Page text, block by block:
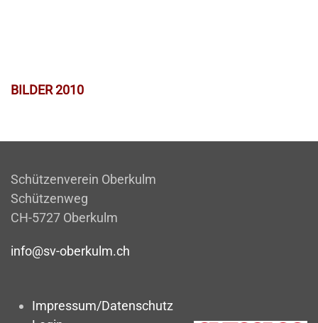
BILDER 2010
Schützenverein Oberkulm
Schützenweg
CH-5727 Oberkulm
info@sv-oberkulm.ch
Impressum/Datenschutz